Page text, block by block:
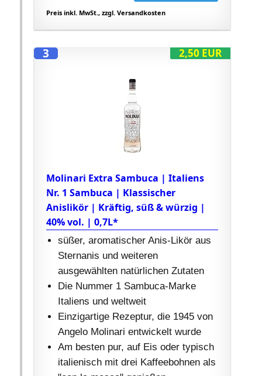
Preis inkl. MwSt., zzgl. Versandkosten
2,50 EUR
3
Molinari Extra Sambuca | Italiens
Nr. 1 Sambuca | Klassischer
Anislikör | Kräftig, süß & würzig |
40% vol. | 0,7L*
süßer, aromatischer Anis-Likör aus
Sternanis und weiteren
ausgewählten natürlichen Zutaten
Die Nummer 1 Sambuca-Marke
Italiens und weltweit
Einzigartige Rezeptur, die 1945 von
Angelo Molinari entwickelt wurde
Am besten pur, auf Eis oder typisch
italienisch mit drei Kaffeebohnen als